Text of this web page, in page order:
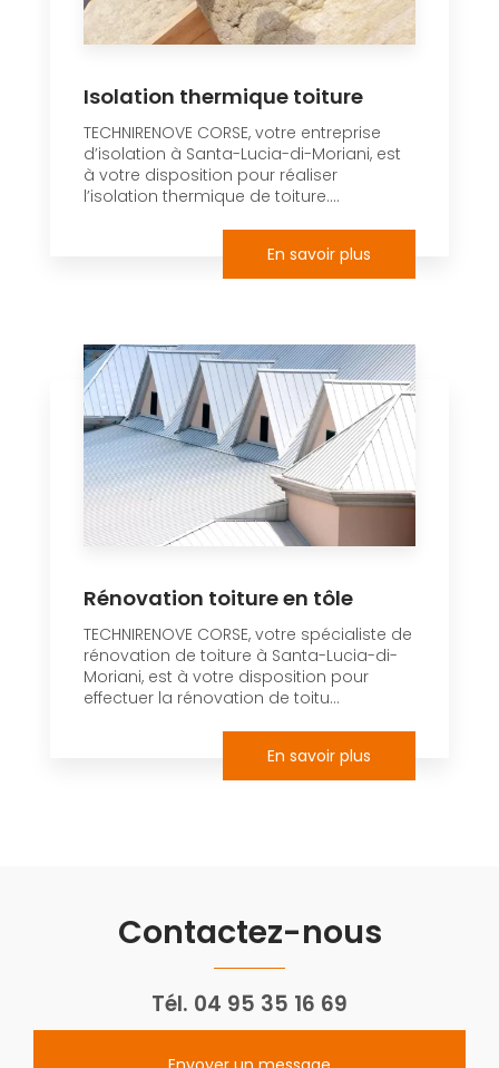
Isolation thermique toiture
TECHNIRENOVE CORSE, votre entreprise
d’isolation à Santa-Lucia-di-Moriani, est
à votre disposition pour réaliser
l’isolation thermique de toiture....
En savoir plus
Rénovation toiture en tôle
TECHNIRENOVE CORSE, votre spécialiste de
rénovation de toiture à Santa-Lucia-di-
Moriani, est à votre disposition pour
effectuer la rénovation de toitu...
En savoir plus
Contactez-nous
Tél. 04 95 35 16 69